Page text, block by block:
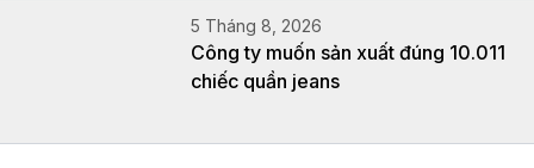
5 Tháng 8, 2026
Công ty muốn sản xuất đúng 10.011
chiếc quần jeans